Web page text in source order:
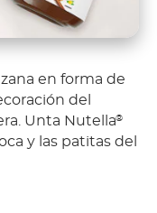
en forma de
del
Unta Nutella®
y las patitas del